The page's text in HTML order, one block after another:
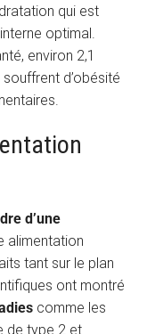
qui est
optimal.
environ 2,1
d’obésité
d’une
alimentation
tant sur le plan
ont montré
comme les
de type 2 et